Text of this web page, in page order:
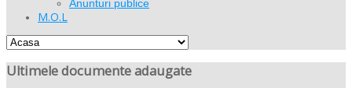
Anunturi publice
M.O.L
Ultimele documente adaugate